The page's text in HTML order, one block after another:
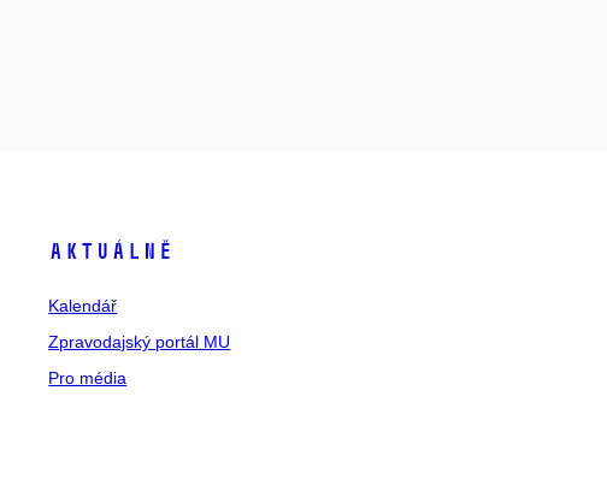
Aktuálně
Kalendář
Zpravodajský portál MU
Pro média